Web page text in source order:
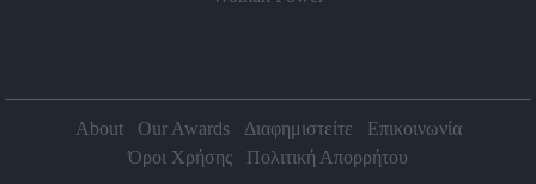
About Our Awards Διαφημιστείτε
Επικοινωνία
Όροι Χρήσης
Πολιτική Απορρήτου